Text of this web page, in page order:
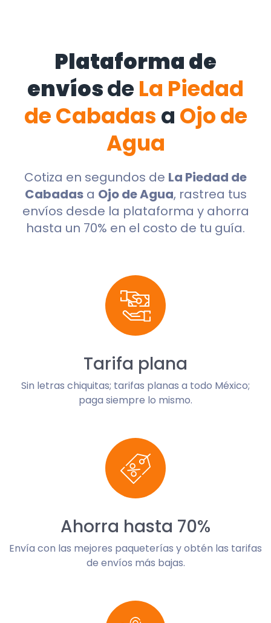
Plataforma de
envíosde La Piedad
de Cabadas a Ojo de
Agua
Cotiza en segundos de La Piedad de
Cabadasa Ojo de Agua, rastrea tus
envíos desde la plataforma y ahorra
hasta un 70% en el costo de tu guía.
Tarifa plana
Sin letras chiquitas; tarifas planas a todo México;
paga siempre lo mismo.
Ahorra hasta 70%
Envía con las mejores paqueterías y obtén las tarifas
de envíos más bajas.